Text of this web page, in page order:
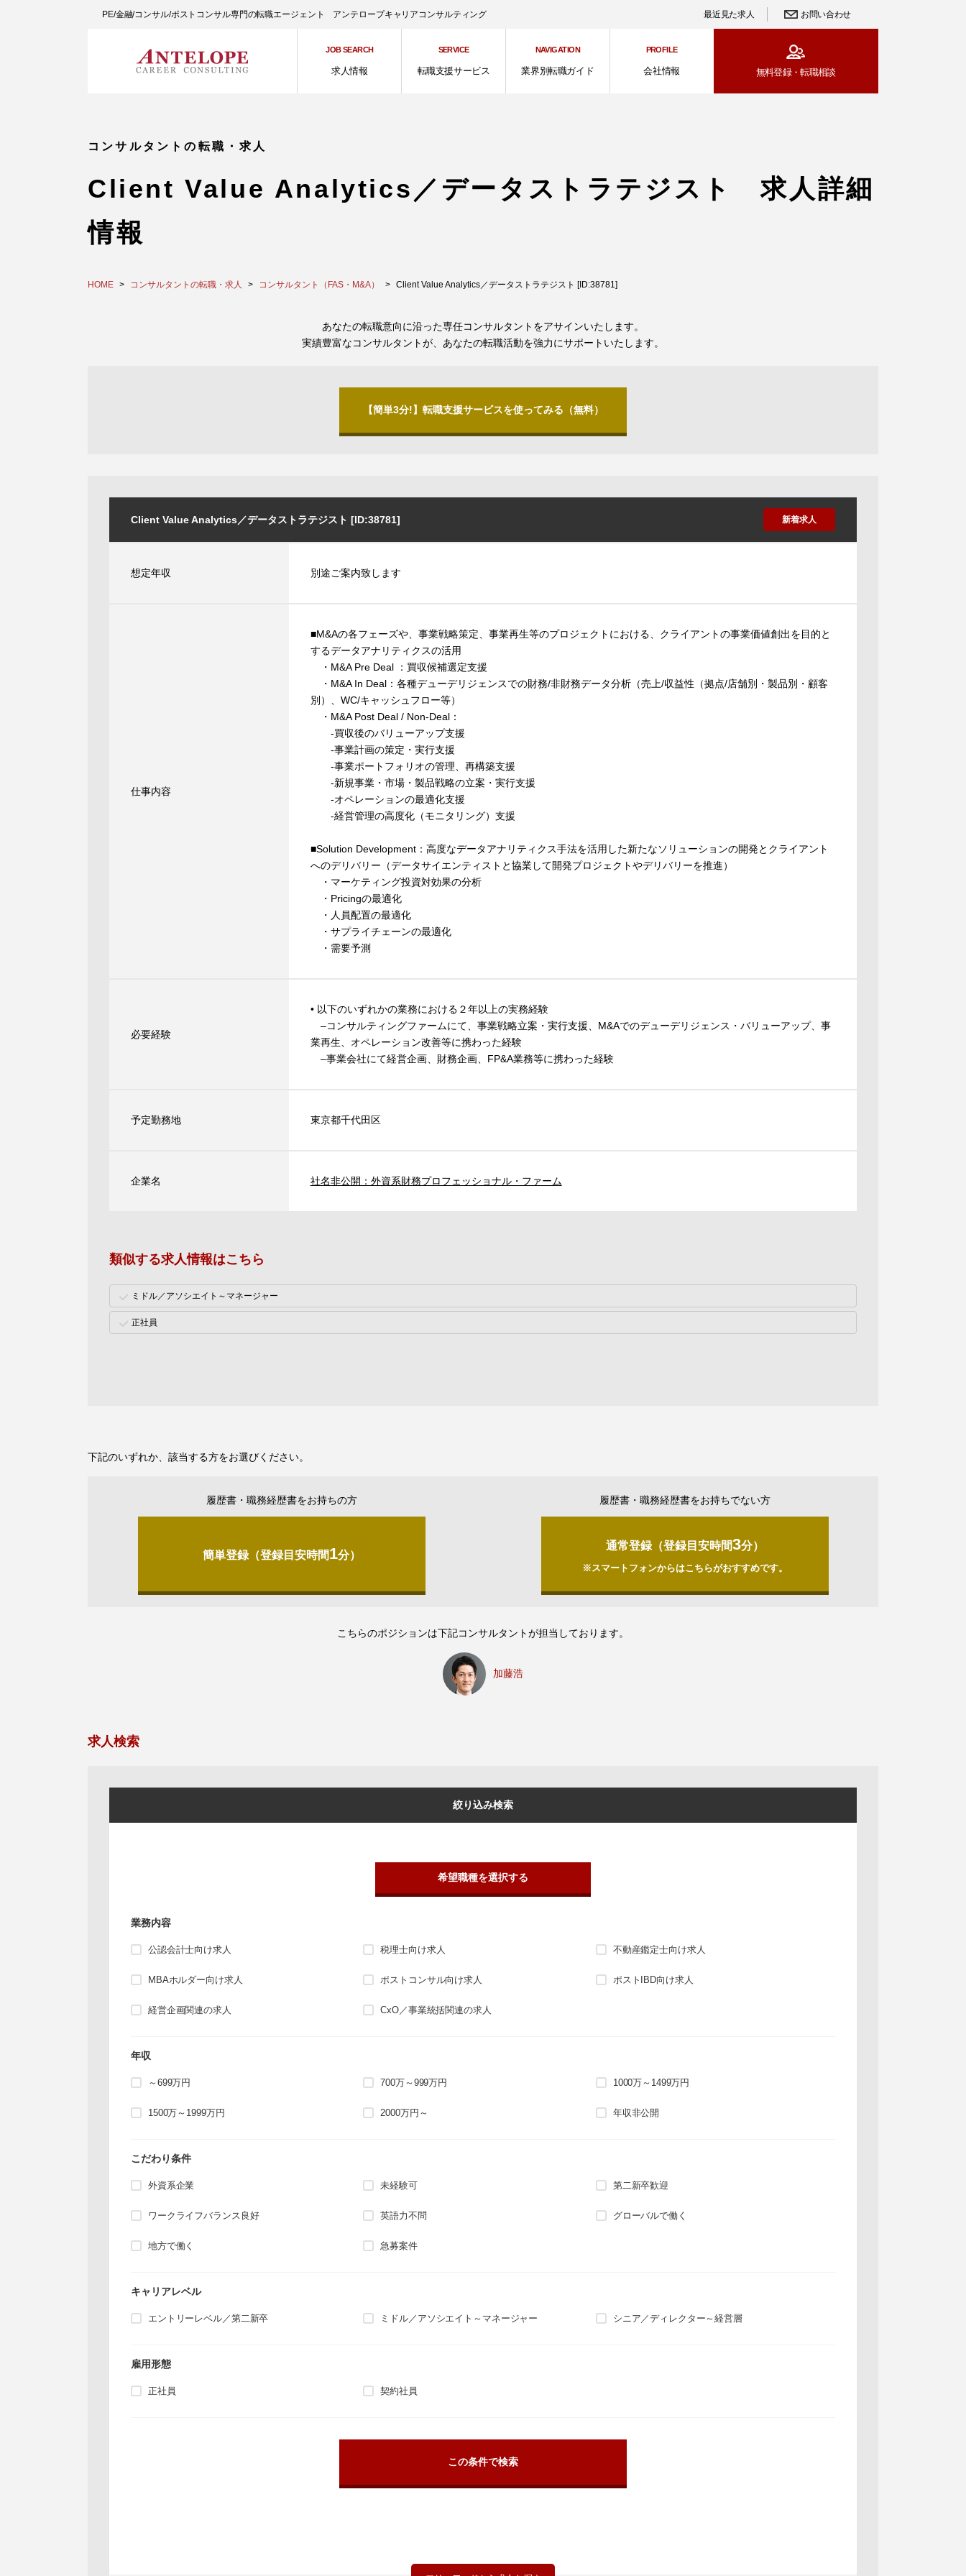
PE/金融/コンサル/ポストコンサル専門の転職エージェント アンテロープキャリアコンサルティング 最近見た求人 お問い合わせ
JOB SEARCH
求人情報
SERVICE
転職支援サービス
NAVIGATION
業界別転職ガイド
PROFILE
会社情報 無料登録・転職相談
コンサルタントの転職・求人
Client Value Analytics／データストラテジスト 求人詳細
情報
HOME コンサルタントの転職・求人 コンサルタント（FAS・M&A） Client Value Analytics／データストラテジスト [ID:38781]
あなたの転職意向に沿った専任コンサルタントをアサインいたします。
実績豊富なコンサルタントが、あなたの転職活動を強力にサポートいたします。
【簡単3分!】転職支援サービスを使ってみる（無料）
Client Value Analytics／データストラテジスト [ID:38781] 新着求人
想定年収 別途ご案内致します
仕事内容
■M&Aの各フェーズや、事業戦略策定、事業再生等のプロジェクトにおける、クライアントの事業価値創出を目的と
するデータアナリティクスの活用
・M&A Pre Deal ：買収候補選定支援
・M&A In Deal：各種デューデリジェンスでの財務/非財務データ分析（売上/収益性（拠点/店舗別・製品別・顧客
別）、WC/キャッシュフロー等）
・M&A Post Deal / Non-Deal：
-買収後のバリューアップ支援
-事業計画の策定・実行支援
-事業ポートフォリオの管理、再構築支援
-新規事業・市場・製品戦略の立案・実行支援
-オペレーションの最適化支援
-経営管理の高度化（モニタリング）支援
■Solution Development：高度なデータアナリティクス手法を活用した新たなソリューションの開発とクライアント
へのデリバリー（データサイエンティストと協業して開発プロジェクトやデリバリーを推進）
・マーケティング投資対効果の分析
・Pricingの最適化
・人員配置の最適化
・サプライチェーンの最適化
・需要予測
必要経験
• 以下のいずれかの業務における２年以上の実務経験
‒コンサルティングファームにて、事業戦略立案・実行支援、M&Aでのデューデリジェンス・バリューアップ、事
業再生、オペレーション改善等に携わった経験
‒事業会社にて経営企画、財務企画、FP&A業務等に携わった経験
予定勤務地 東京都千代田区
企業名 社名非公開：外資系財務プロフェッショナル・ファーム
類似する求人情報はこちら
ミドル／アソシエイト～マネージャー
正社員
下記のいずれか、該当する方をお選びください。
履歴書・職務経歴書をお持ちの方
簡単登録（登録目安時間1分）
履歴書・職務経歴書をお持ちでない方
通常登録（登録目安時間3分）
※スマートフォンからはこちらがおすすめです。
こちらのポジションは下記コンサルタントが担当しております。
加藤浩
求人検索
絞り込み検索
希望職種を選択する
業務内容
公認会計士向け求人 税理士向け求人 不動産鑑定士向け求人
MBAホルダー向け求人 ポストコンサル向け求人 ポストIBD向け求人
経営企画関連の求人 CxO／事業統括関連の求人
年収
～699万円 700万～999万円 1000万～1499万円
1500万～1999万円 2000万円～ 年収非公開
こだわり条件
外資系企業 未経験可 第二新卒歓迎
ワークライフバランス良好 英語力不問 グローバルで働く
地方で働く 急募案件
キャリアレベル
エントリーレベル／第二新卒 ミドル／アソシエイト～マネージャー シニア／ディレクター～経営層
雇用形態
正社員 契約社員